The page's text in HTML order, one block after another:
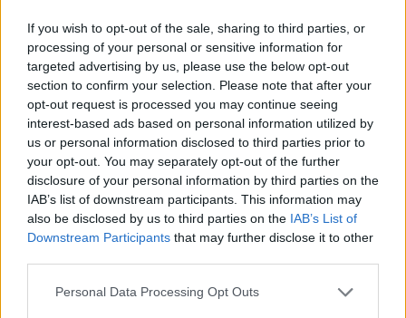
If you wish to opt-out of the sale, sharing to third parties, or
processing of your personal or sensitive information for
targeted advertising by us, please use the below opt-out
section to confirm your selection. Please note that after your
opt-out request is processed you may continue seeing
interest-based ads based on personal information utilized by
us or personal information disclosed to third parties prior to
your opt-out. You may separately opt-out of the further
disclosure of your personal information by third parties on the
IAB’s list of downstream participants. This information may
also be disclosed by us to third parties on the IAB’s List of
Downstream Participants that may further disclose it to other
Personal Data Processing Opt Outs
αναπτύσσει ταχύτητα 40 κόμβους, έχει μήκος
112 μέτρα, πλάτος 31 μέτρα, με δυνατότητα
μεταφοράς 1.350 επιβατών και 270 Ι.Χ.
αυτοκίνητα.
Οι τιμές αυτές εξέπληξαν την Ακτή Μιαούλη,
δεδομένου ότι οι ανταγωνίστριες εταιρείες,
Golden Star FerriesκαιFast Ferries
προσφέρουν με τα συμβατικά πλοία τους,
εισιτήρια από την Ραφήνα προς την Άνδρο με
25 ευρώ και από την Ραφήνα προς την Τήνο
με 34 και 35 ευρώ.